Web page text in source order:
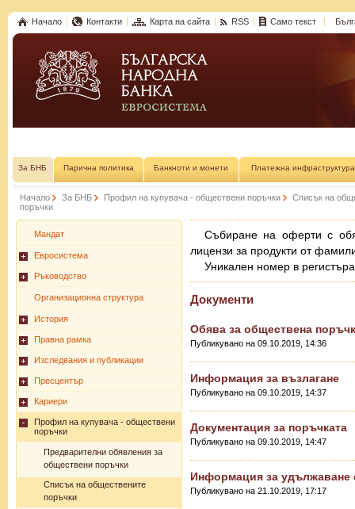
Начало Контакти Карта на сайта RSS Само текст
За БНБ Парична политика Банкноти и монети Платежна инфраструктура
Начало За БНБ Профил на купувача - обществени поръчки
Списък на
поръчки
Мандат
Евросистема
Ръководство
Организационна структура
История
Правна рамка
Изследвания и публикации
Пресцентър
Кариери
Профил на купувача - обществени
поръчки
Предварителни обявления за
обществени поръчки
Списък на обществените
поръчки
Събиране на оферти с
лицензи за продукти от
Уникален номер в
Документи
Обява за обществена
Публикувано на 09.10.2019, 14:36
Информация за възлагане
Публикувано на 09.10.2019, 14:37
Документация за поръчката
Публикувано на 09.10.2019, 14:47
Информация за удължаване
Публикувано на 21.10.2019, 17:17